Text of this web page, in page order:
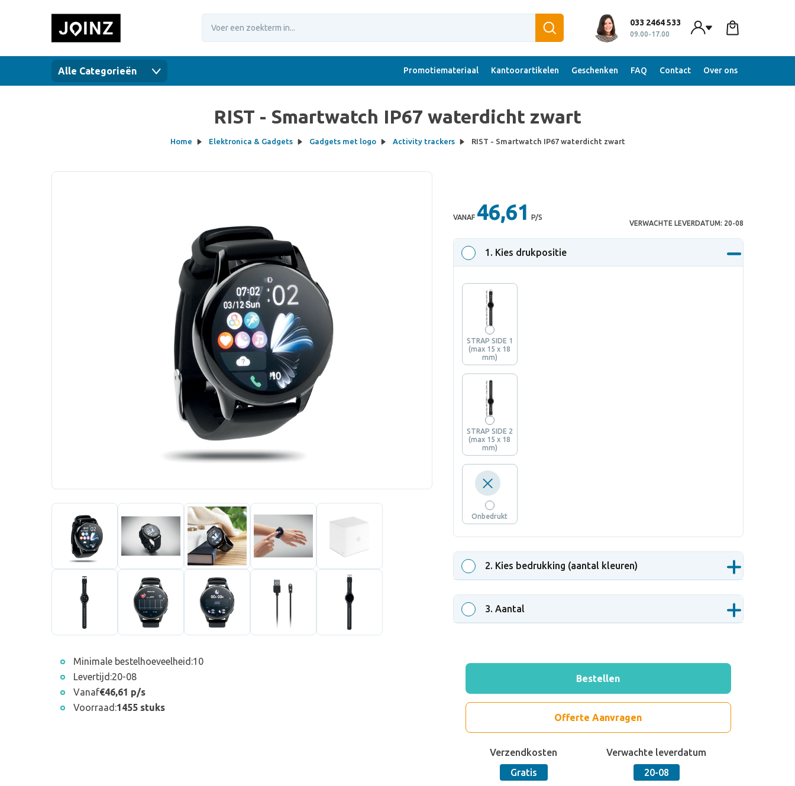
033 2464 533
09.00-17.00
Alle Categorieën Promotiemateriaal Kantoorartikelen Geschenken FAQ Contact Over ons
RIST - Smartwatch IP67 waterdicht zwart
Home Elektronica & Gadgets Gadgets met logo Activity trackers RIST - Smartwatch IP67 waterdicht zwart
Minimale bestelhoeveelheid:10
Levertijd:20-08
Vanaf€46,61 p/s
Voorraad:1455 stuks
VANAF 46,61 P/S
VERWACHTE LEVERDATUM: 20-08
1 . Kies drukpositie
STRAP SIDE 1
(max 15 x 18
mm)
STRAP SIDE 2
(max 15 x 18
mm)
Onbedrukt
2. Kies bedrukking (aantal kleuren)
3. Aantal
Bestellen
Offerte Aanvragen
Verzendkosten
Gratis
Verwachte leverdatum
20-08